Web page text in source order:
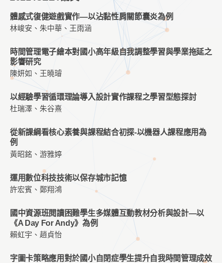
體感式復健遊戲實作—以沾黏性肩關節囊炎為例
林峻安、朱中華、王雨涵
時間管理電子繪本對國小高年級自我調整學習與學業拖延之
影響研究
陳妍如、王曉璿
以經驗學習循環理論導入設計實作課程之學習型態探討
杜瑞澤、朱谷熹
從新課綱看核心素養與課程結合初探-以機器人課程應用為
例
黃昭銘、游雅婷
運用數位科技技術以保存城市記憶
許宏賓、鄭翔鴻
國中資源班閱讀困難學生多媒體互動教材分析與設計—以
《A Day For Andy》為例
賴虹宇、趙貞怡
字圖卡策略應用對於國小自閉症學生提升自我時間管理成效